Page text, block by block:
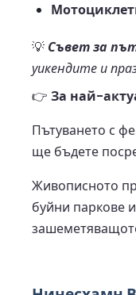
💡 Съвет за
уикендите и
👉 За най-
Пътуването с
ще бъдете
Живописното
буйни паркове